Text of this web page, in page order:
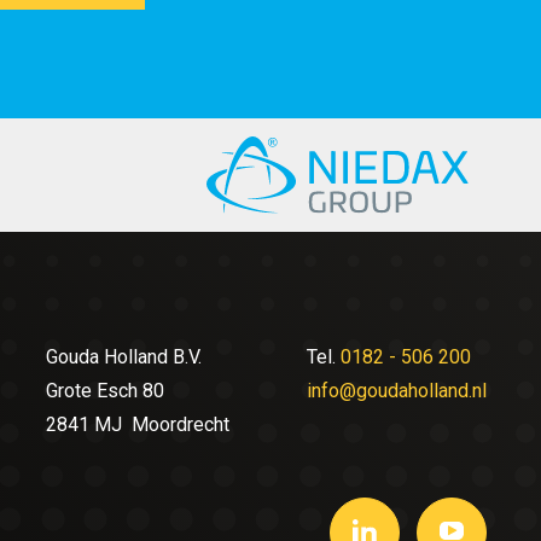
Gouda Holland B.V.
Grote Esch 80
2841 MJ Moordrecht
Tel. 0182 - 506 200
info@goudaholland.nl